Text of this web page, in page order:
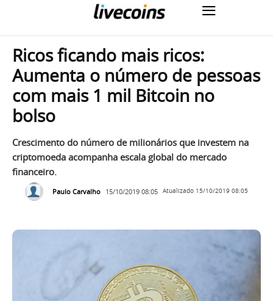
Ricos ficando mais ricos:
Aumenta o número de pessoas
com mais 1 mil Bitcoin no
bolso
Crescimento do número de milionários que investem na
criptomoeda acompanha escala global do mercado
financeiro.
Paulo Carvalho 15/10/2019 08:05 Atualizado 15/10/2019 08:05